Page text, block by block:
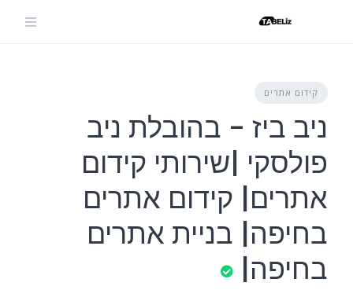
קידום אתרים
ניב ביז - בהובלת ניב
פולסקי |שירותי קידום
אתרים| קידום אתרים
בחיפה| בניית אתרים
בחיפה|